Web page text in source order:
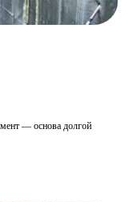
— основа долгой